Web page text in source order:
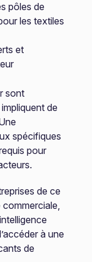
pôles de
les textiles
et
sont
de
spécifiques
pour
de ce
à une
de